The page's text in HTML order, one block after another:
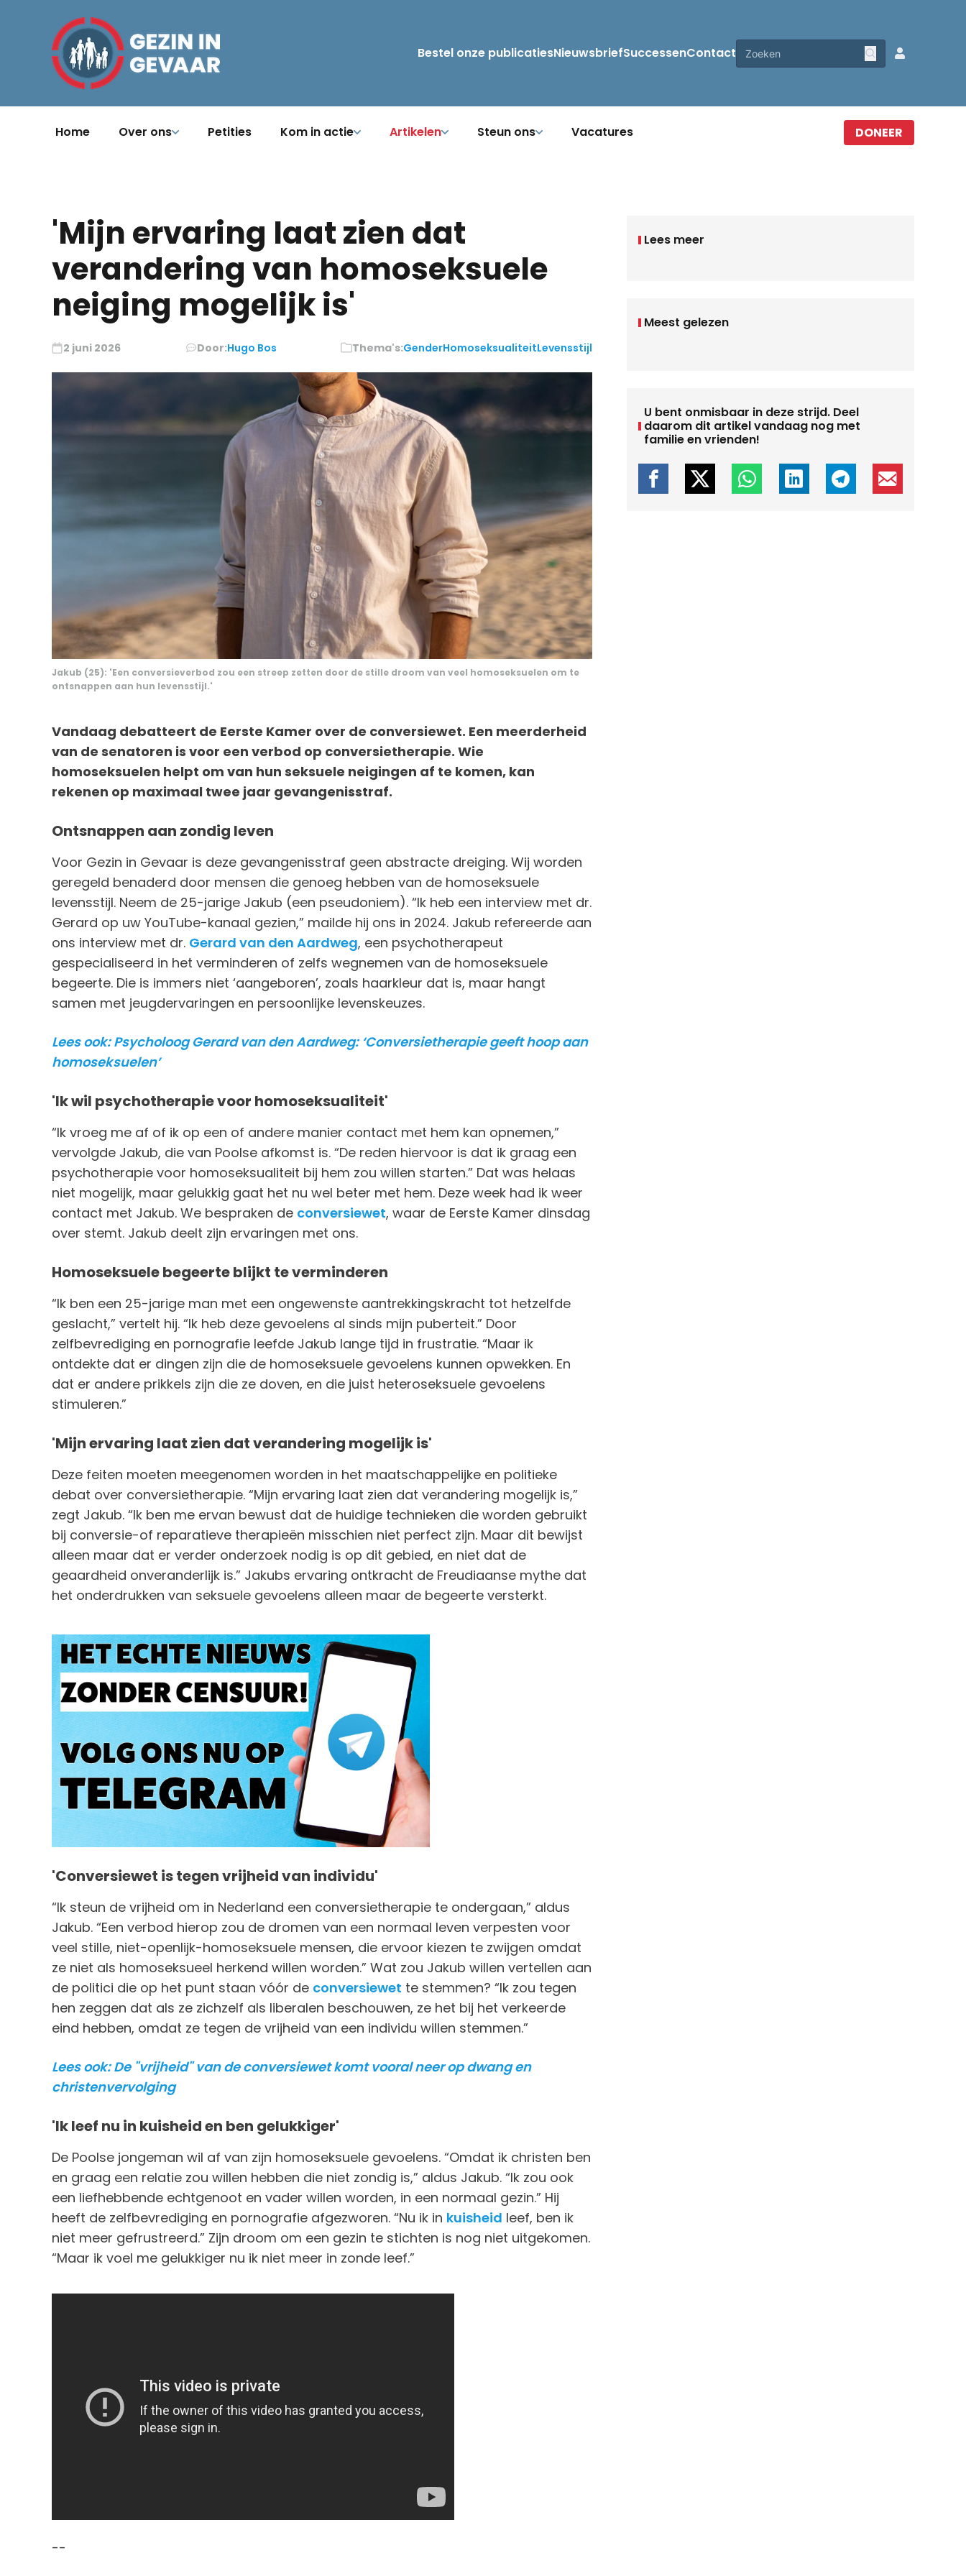
Bestel onze publicatiesNieuwsbriefSuccessenContact
Home Over ons Petities Kom in actie Artikelen Steun ons Vacatures DONEER
'Mijn ervaring laat zien dat
verandering van homoseksuele
neiging mogelijk is'
2 juni 2026 Door:Hugo Bos Thema's:GenderHomoseksualiteitLevensstijl
Jakub (25): 'Een conversieverbod zou een streep zetten door de stille droom van veel homoseksuelen om te
ontsnappen aan hun levensstijl.'
Vandaag debatteert de Eerste Kamer over de conversiewet. Een meerderheid
van de senatoren is voor een verbod op conversietherapie. Wie
homoseksuelen helpt om van hun seksuele neigingen af te komen, kan
rekenen op maximaal twee jaar gevangenisstraf.
Ontsnappen aan zondig leven
Voor Gezin in Gevaar is deze gevangenisstraf geen abstracte dreiging. Wij worden
geregeld benaderd door mensen die genoeg hebben van de homoseksuele
levensstijl. Neem de 25-jarige Jakub (een pseudoniem). “Ik heb een interview met dr.
Gerard op uw YouTube-kanaal gezien,” mailde hij ons in 2024. Jakub refereerde aan
ons interview met dr. Gerard van den Aardweg, een psychotherapeut
gespecialiseerd in het verminderen of zelfs wegnemen van de homoseksuele
begeerte. Die is immers niet ‘aangeboren’, zoals haarkleur dat is, maar hangt
samen met jeugdervaringen en persoonlijke levenskeuzes.
Lees ook: Psycholoog Gerard van den Aardweg: ‘Conversietherapie geeft hoop aan
homoseksuelen’
'Ik wil psychotherapie voor homoseksualiteit'
“Ik vroeg me af of ik op een of andere manier contact met hem kan opnemen,”
vervolgde Jakub, die van Poolse afkomst is. “De reden hiervoor is dat ik graag een
psychotherapie voor homoseksualiteit bij hem zou willen starten.” Dat was helaas
niet mogelijk, maar gelukkig gaat het nu wel beter met hem. Deze week had ik weer
contact met Jakub. We bespraken de conversiewet, waar de Eerste Kamer dinsdag
over stemt. Jakub deelt zijn ervaringen met ons.
Homoseksuele begeerte blijkt te verminderen
“Ik ben een 25-jarige man met een ongewenste aantrekkingskracht tot hetzelfde
geslacht,” vertelt hij. “Ik heb deze gevoelens al sinds mijn puberteit.” Door
zelfbevrediging en pornografie leefde Jakub lange tijd in frustratie. “Maar ik
ontdekte dat er dingen zijn die de homoseksuele gevoelens kunnen opwekken. En
dat er andere prikkels zijn die ze doven, en die juist heteroseksuele gevoelens
stimuleren.”
'Mijn ervaring laat zien dat verandering mogelijk is'
Deze feiten moeten meegenomen worden in het maatschappelijke en politieke
debat over conversietherapie. “Mijn ervaring laat zien dat verandering mogelijk is,”
zegt Jakub. “Ik ben me ervan bewust dat de huidige technieken die worden gebruikt
bij conversie-of reparatieve therapieën misschien niet perfect zijn. Maar dit bewijst
alleen maar dat er verder onderzoek nodig is op dit gebied, en niet dat de
geaardheid onveranderlijk is.” Jakubs ervaring ontkracht de Freudiaanse mythe dat
het onderdrukken van seksuele gevoelens alleen maar de begeerte versterkt.
'Conversiewet is tegen vrijheid van individu'
“Ik steun de vrijheid om in Nederland een conversietherapie te ondergaan,” aldus
Jakub. “Een verbod hierop zou de dromen van een normaal leven verpesten voor
veel stille, niet-openlijk-homoseksuele mensen, die ervoor kiezen te zwijgen omdat
ze niet als homoseksueel herkend willen worden.” Wat zou Jakub willen vertellen aan
de politici die op het punt staan vóór de conversiewet te stemmen? “Ik zou tegen
hen zeggen dat als ze zichzelf als liberalen beschouwen, ze het bij het verkeerde
eind hebben, omdat ze tegen de vrijheid van een individu willen stemmen.”
Lees ook: De "vrijheid" van de conversiewet komt vooral neer op dwang en
christenvervolging
'Ik leef nu in kuisheid en ben gelukkiger'
De Poolse jongeman wil af van zijn homoseksuele gevoelens. “Omdat ik christen ben
en graag een relatie zou willen hebben die niet zondig is,” aldus Jakub. “Ik zou ook
een liefhebbende echtgenoot en vader willen worden, in een normaal gezin.” Hij
heeft de zelfbevrediging en pornografie afgezworen. “Nu ik in kuisheid leef, ben ik
niet meer gefrustreerd.” Zijn droom om een gezin te stichten is nog niet uitgekomen.
“Maar ik voel me gelukkiger nu ik niet meer in zonde leef.”
--
Lees meer
Meest gelezen
U bent onmisbaar in deze strijd. Deel
daarom dit artikel vandaag nog met
familie en vrienden!